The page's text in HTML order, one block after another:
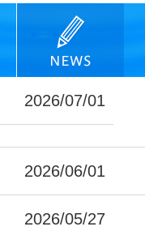
2026/07/01
2026/06/01
2026/05/27